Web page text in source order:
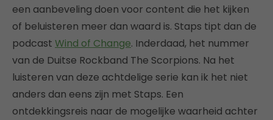
een aanbeveling doen voor content die het kijken
of beluisteren meer dan waard is. Staps tipt dan de
podcast Wind of Change. Inderdaad, het nummer
van de Duitse Rockband The Scorpions. Na het
luisteren van deze achtdelige serie kan ik het niet
anders dan eens zijn met Staps. Een
ontdekkingsreis naar de mogelijke waarheid achter